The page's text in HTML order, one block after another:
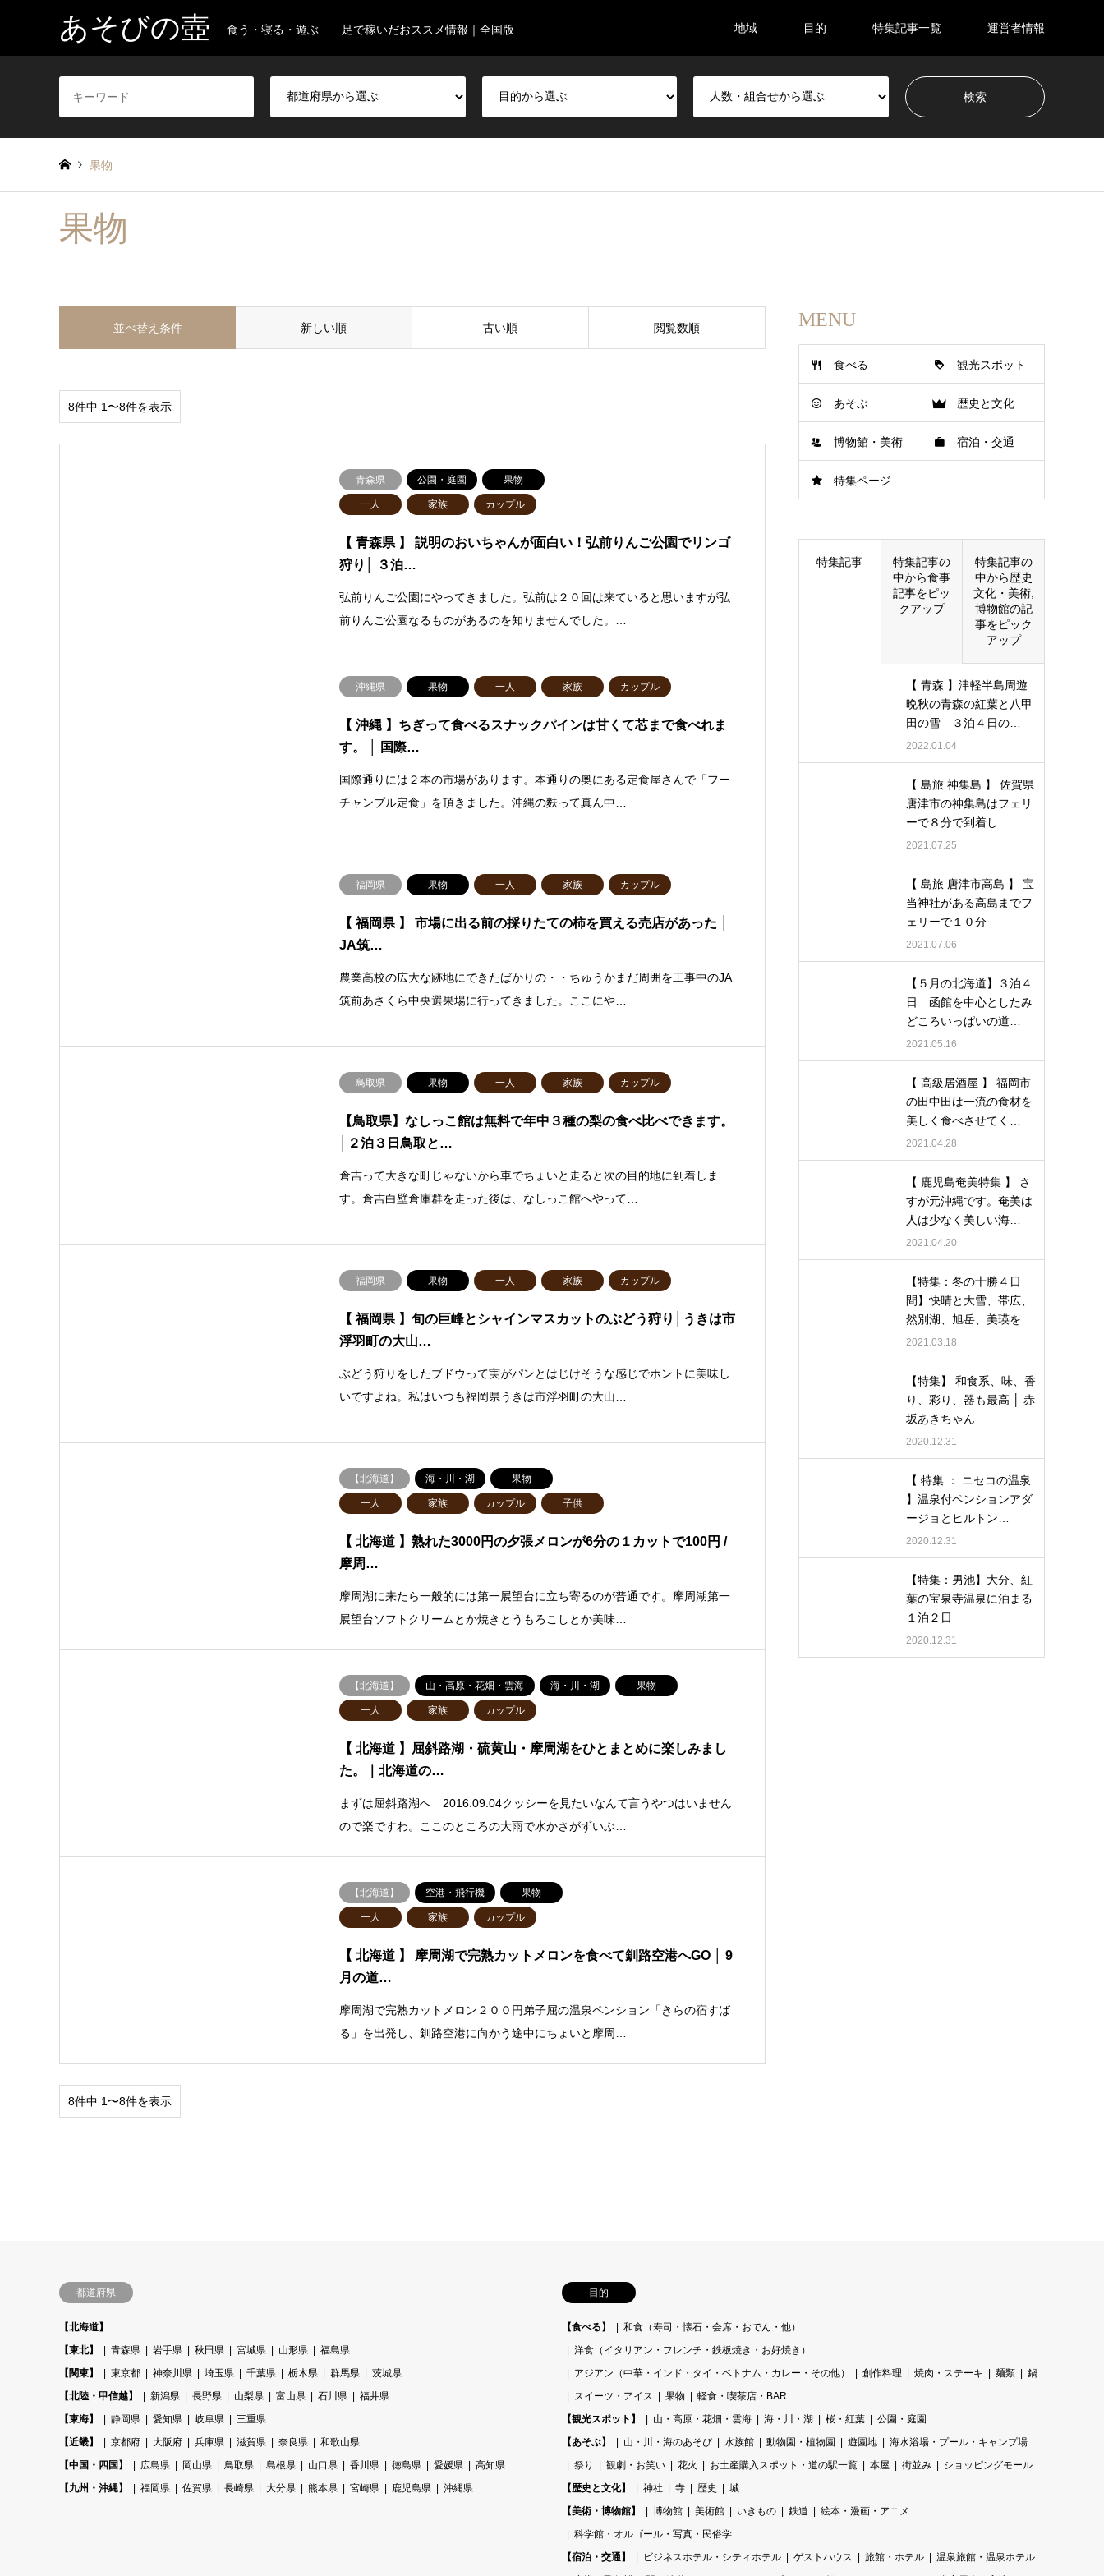
あそびの壺 食う・寝る・遊ぶ 足で稼いだおススメ情報｜全国版 地域 目的 特集記事一覧 運営者情報
果物
果物
並べ替え条件 新しい順 古い順 閲覧数順
8件中 1〜8件を表示
青森県 公園・庭園 果物
一人 家族 カップル
【 青森県 】 説明のおいちゃんが面白い！弘前りんご公園でリンゴ
狩り│ ３泊…
弘前りんご公園にやってきました。弘前は２０回は来ていると思いますが弘
前りんご公園なるものがあるのを知りませんでした。…
沖縄県 果物 一人 家族 カップル
【 沖縄 】ちぎって食べるスナックパインは甘くて芯まで食べれま
す。 │ 国際…
国際通りには２本の市場があります。本通りの奥にある定食屋さんで「フー
チャンプル定食」を頂きました。沖縄の麩って真ん中…
福岡県 果物 一人 家族 カップル
【 福岡県 】 市場に出る前の採りたての柿を買える売店があった │
JA筑…
農業高校の広大な跡地にできたばかりの・・ちゅうかまだ周囲を工事中のJA
筑前あさくら中央選果場に行ってきました。ここにや…
鳥取県 果物 一人 家族 カップル
【鳥取県】なしっこ館は無料で年中３種の梨の食べ比べできます。
│２泊３日鳥取と…
倉吉って大きな町じゃないから車でちょいと走ると次の目的地に到着しま
す。倉吉白壁倉庫群を走った後は、なしっこ館へやって…
福岡県 果物 一人 家族 カップル
【 福岡県 】旬の巨峰とシャインマスカットのぶどう狩り│うきは市
浮羽町の大山…
ぶどう狩りをしたブドウって実がパンとはじけそうな感じでホントに美味し
いですよね。私はいつも福岡県うきは市浮羽町の大山…
【北海道】 海・川・湖 果物
一人 家族 カップル 子供
【 北海道 】熟れた3000円の夕張メロンが6分の１カットで100円 /
摩周…
摩周湖に来たら一般的には第一展望台に立ち寄るのが普通です。摩周湖第一
展望台ソフトクリームとか焼きとうもろこしとか美味…
【北海道】 山・高原・花畑・雲海 海・川・湖 果物
一人 家族 カップル
【 北海道 】屈斜路湖・硫黄山・摩周湖をひとまとめに楽しみまし
た。｜北海道の…
まずは屈斜路湖へ 2016.09.04クッシーを見たいなんて言うやつはいません
ので楽ですわ。ここのところの大雨で水かさがずいぶ…
【北海道】 空港・飛行機 果物
一人 家族 カップル
【 北海道 】 摩周湖で完熟カットメロンを食べて釧路空港へGO │ 9
月の道…
摩周湖で完熟カットメロン２００円弟子屈の温泉ペンション「きらの宿すば
る」を出発し、釧路空港に向かう途中にちょいと摩周…
8件中 1〜8件を表示
MENU
食べる 観光スポット
あそぶ 歴史と文化
博物館・美術
館
宿泊・交通
特集ページ
特集記事
特集記事の
中から食事
記事をピッ
クアップ
特集記事の
中から歴史
文化・美術,
博物館の記
事をピック
アップ
【 青森 】津軽半島周遊
晩秋の青森の紅葉と八甲
田の雪 ３泊４日の…
2022.01.04
【 島旅 神集島 】 佐賀県
唐津市の神集島はフェリ
ーで８分で到着し…
2021.07.25
【 島旅 唐津市高島 】 宝
当神社がある高島までフ
ェリーで１０分
2021.07.06
【５月の北海道】３泊４
日 函館を中心としたみ
どころいっぱいの道…
2021.05.16
【 高級居酒屋 】 福岡市
の田中田は一流の食材を
美しく食べさせてく…
2021.04.28
【 鹿児島奄美特集 】 さ
すが元沖縄です。奄美は
人は少なく美しい海…
2021.04.20
【特集：冬の十勝４日
間】快晴と大雪、帯広、
然別湖、旭岳、美瑛を…
2021.03.18
【特集】 和食系、味、香
り、彩り、器も最高 │ 赤
坂あきちゃん
2020.12.31
【 特集 ： ニセコの温泉
】温泉付ペンションアダ
ージョとヒルトン…
2020.12.31
【特集：男池】大分、紅
葉の宝泉寺温泉に泊まる
１泊２日
2020.12.31
都道府県
【北海道】
【東北】
青森県 岩手県 秋田県 宮城県 山形県
福島県
【関東】
東京都 神奈川県 埼玉県 千葉県 栃木県 群馬県
茨城県
【北陸・甲信越】
新潟県 長野県 山梨県 富山県 石川県
福井県
【東海】
静岡県 愛知県 岐阜県
三重県
【近畿】
京都府 大阪府 兵庫県 滋賀県 奈良県
和歌山県
【中国・四国】
広島県 岡山県 鳥取県 島根県 山口県 香川県 徳島県 愛媛県
高知県
【九州・沖縄】
福岡県 佐賀県 長崎県 大分県 熊本県 宮崎県 鹿児島県 沖縄県
目的
【食べる】
和食（寿司・懐石・会席・おでん・他）
洋食（イタリアン・フレンチ・鉄板焼き・お好焼き）
アジアン（中華・インド・タイ・ベトナム・カレー・その他）
創作料理 焼肉・ステーキ 麺類
鍋
スイーツ・アイス
果物
軽食・喫茶店・BAR
【観光スポット】
山・高原・花畑・雲海 海・川・湖 桜・紅葉
公園・庭園
【あそぶ】
山・川・海のあそび 水族館 動物園・植物園 遊園地
海水浴場・プール・キャンプ場
祭り
観劇・お笑い 花火 お土産購入スポット・道の駅一覧 本屋 街並み
ショッピングモール
【歴史と文化】
神社 寺 歴史
城
【美術・博物館】
博物館 美術館 いきもの 鉄道
絵本・漫画・アニメ
科学館・オルゴール・写真・民俗学
【宿泊・交通】
ビジネスホテル・シティホテル ゲストハウス 旅館・ホテル
温泉旅館・温泉ホテル